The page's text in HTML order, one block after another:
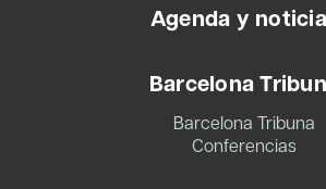
Agenda y
Barcelona
Barcelona Tribuna
Conferencias